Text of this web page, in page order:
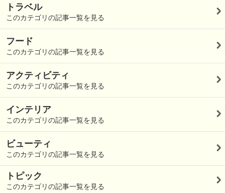
トラベル
このカテゴリの記事一覧を見る
フード
このカテゴリの記事一覧を見る
アクティビティ
このカテゴリの記事一覧を見る
インテリア
このカテゴリの記事一覧を見る
ビューティ
このカテゴリの記事一覧を見る
トピック
このカテゴリの記事一覧を見る